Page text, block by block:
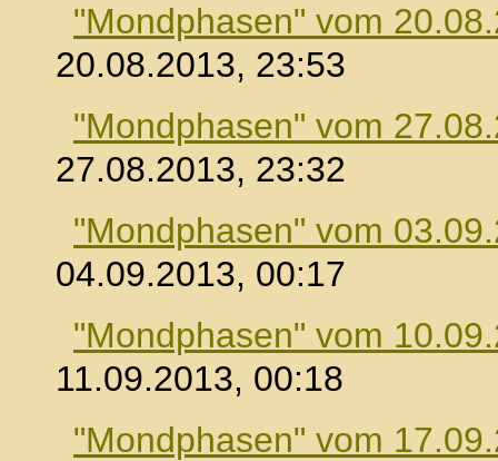
"Mondphasen" vom
20.08.2013, 23:53
"Mondphasen" vom
27.08.2013, 23:32
"Mondphasen" vom
04.09.2013, 00:17
"Mondphasen" vom
11.09.2013, 00:18
"Mondphasen" vom